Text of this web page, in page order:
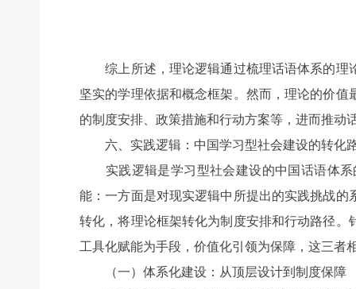
综上所述，理论逻辑通过梳理话语体系的理
坚实的学理依据和概念框架。然而，理论的价
的制度安排、政策措施和行动方案等，进而推动
六、实践逻辑：中国学习型社会建设的转化
实践逻辑是学习型社会建设的中国话语体系
能：一方面是对现实逻辑中所提出的实践挑战
转化，将理论框架转化为制度安排和行动路径
工具化赋能为手段，价值化引领为保障，这三者
（一）体系化建设：从顶层设计到制度保障